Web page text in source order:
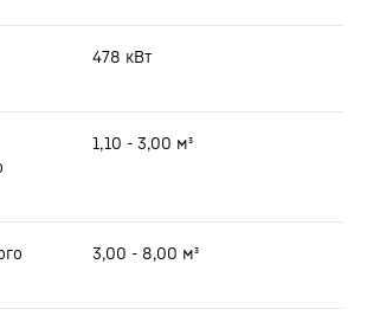
478 кВт
1,10 - 3,00 м³
3,00 - 8,00 м³